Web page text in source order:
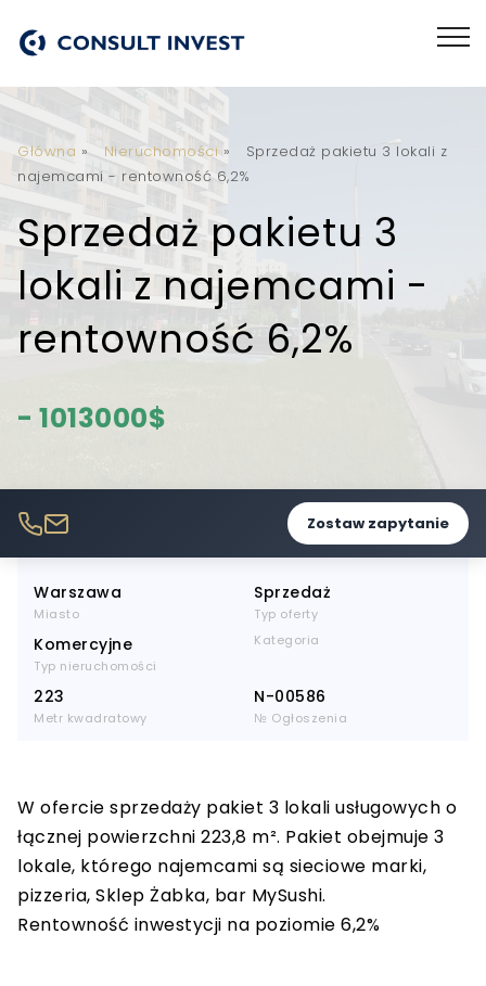
Główna » Nieruchomości »
Sprzedaż pakietu 3 lokali z
najemcami - rentowność 6,2%
Sprzedaż pakietu 3
lokali z najemcami -
rentowność 6,2%
- 1013000$
Zostaw zapytanie
Warszawa
Miasto
Sprzedaż
Typ oferty
Komercyjne
Typ nieruchomości
Kategoria
223
Metr kwadratowy
N-00586
№ Ogłoszenia
W ofercie sprzedaży pakiet 3 lokali usługowych o
łącznej powierzchni 223,8 m². Pakiet obejmuje 3
lokale, którego najemcami są sieciowe marki,
pizzeria, Sklep Żabka, bar MySushi.
Rentowność inwestycji na poziomie 6,2%